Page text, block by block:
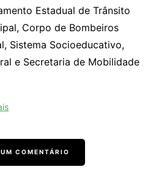
Estadual de Trânsito
Corpo de Bombeiros
Sistema Socioeducativo,
e Secretaria de Mobilidade
COMENTÁRIO